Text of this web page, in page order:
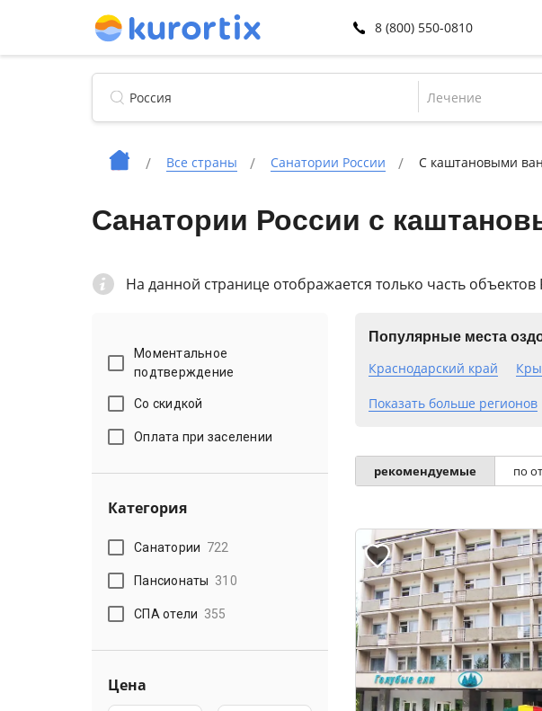
8 (800) 550-0810
Лечение
Все страны Санатории России С каштановыми
Cанатории России с
На данной странице отображается только часть объектов
Моментальное
подтверждение
Со скидкой
Оплата при заселении
Категория
Санатории 722
Пансионаты 310
СПА отели 355
Цена
Популярные места
Краснодарский край
Показать больше регионов
рекомендуемые по